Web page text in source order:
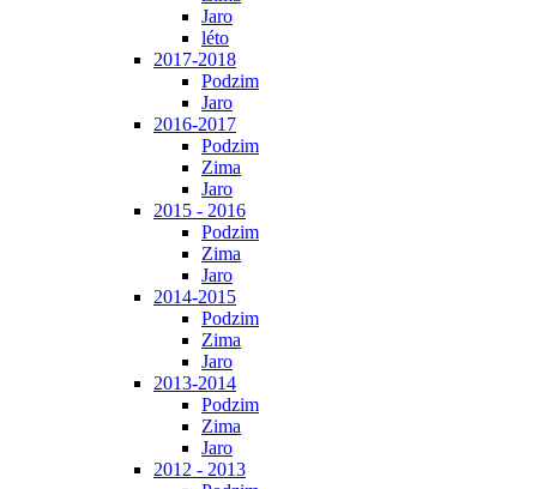
Jaro
léto
2017-2018
Podzim
Jaro
2016-2017
Podzim
Zima
Jaro
2015 - 2016
Podzim
Zima
Jaro
2014-2015
Podzim
Zima
Jaro
2013-2014
Podzim
Zima
Jaro
2012 - 2013